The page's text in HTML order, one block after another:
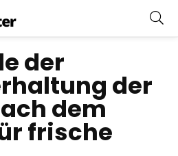
der
der
dem
frische